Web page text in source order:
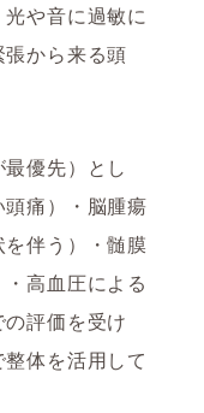
や音に過敏に
から来る頭
優先）とし
痛）・脳腫瘍
を伴う）・髄膜
高血圧による
評価を受け
体を活用して